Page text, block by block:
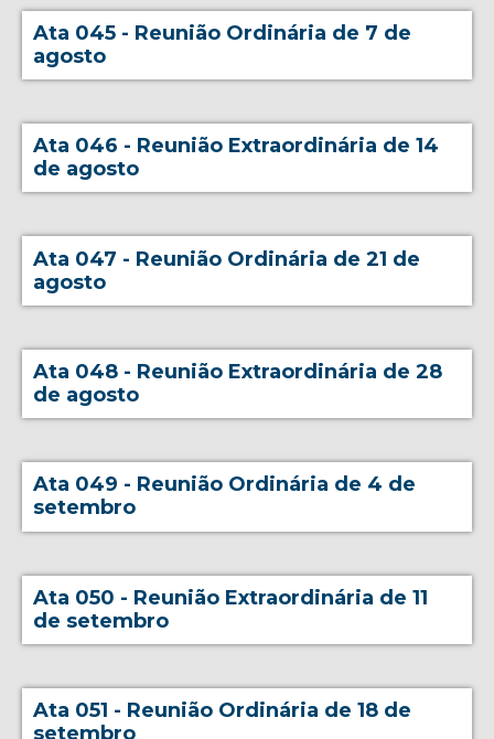
Ata 045 - Reunião Ordinária de 7 de
agosto
Ata 046 - Reunião Extraordinária de 14
de agosto
Ata 047 - Reunião Ordinária de 21 de
agosto
Ata 048 - Reunião Extraordinária de 28
de agosto
Ata 049 - Reunião Ordinária de 4 de
setembro
Ata 050 - Reunião Extraordinária de 11
de setembro
Ata 051 - Reunião Ordinária de 18 de
setembro